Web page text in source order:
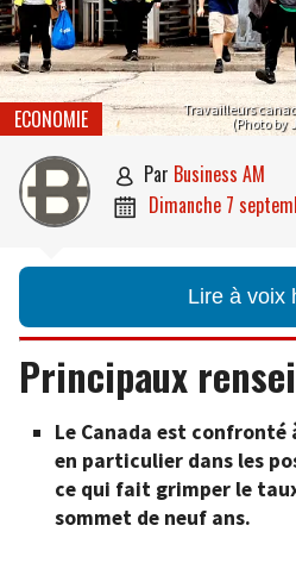
Travailleurs
(Photo by
ECONOMIE
 par Business AM
 dimanche 7
Lire à voix
Principaux
Le Canada est confronté
en particulier dans les
ce qui fait grimper le
sommet de neuf ans.